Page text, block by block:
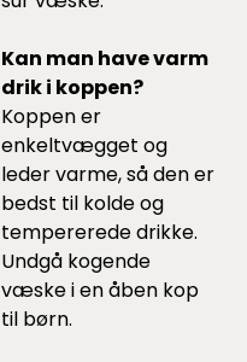
Kan man have varm
drik i koppen?
Koppen er
enkeltvægget og
leder varme, så den er
bedst til kolde og
tempererede drikke.
Undgå kogende
væske i en åben kop
til børn.